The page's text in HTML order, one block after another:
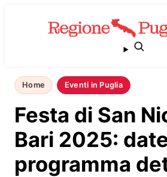
Home Eventi in Puglia
Festa di San
Bari 2025:
programma